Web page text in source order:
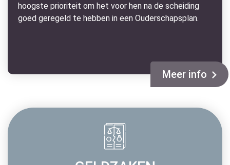
hoogste prioriteit om het voor hen na de scheiding
goed geregeld te hebben in een Ouderschapsplan.
Meer info